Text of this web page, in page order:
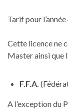
Tarif pour l’année
Cette licence ne
Master ainsi que
F.F.A.
A l’exception du